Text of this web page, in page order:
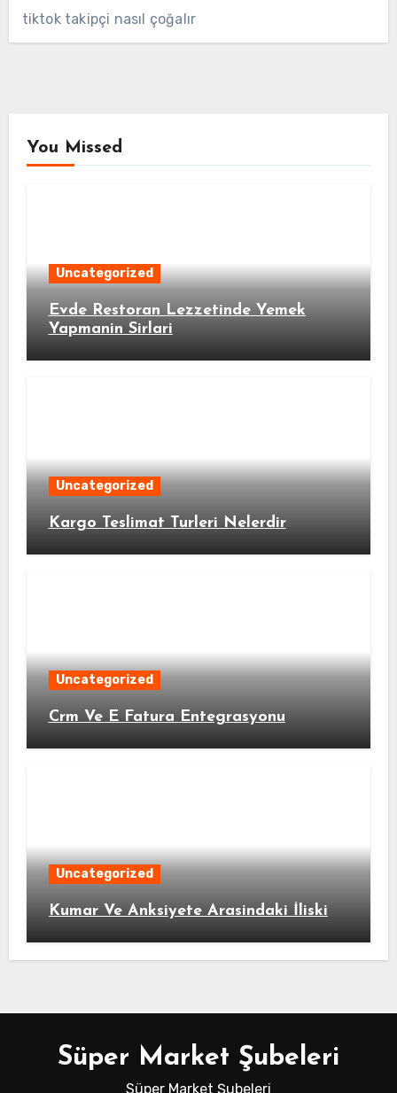
tiktok takipçi nasıl çoğalır
You Missed
Uncategorized
Evde Restoran Lezzetinde Yemek
Yapmanin Sirlari
Uncategorized
Kargo Teslimat Turleri Nelerdir
Uncategorized
Crm Ve E Fatura Entegrasyonu
Uncategorized
Kumar Ve Anksiyete Arasindaki İliski
Süper Market Şubeleri
Süper Market Şubeleri